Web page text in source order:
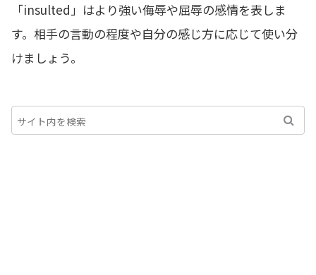
「insulted」はより強い侮辱や屈辱の感情を表しま
す。相手の言動の程度や自分の感じ方に応じて使い分
けましょう。